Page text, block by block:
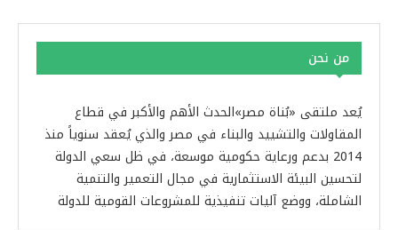
من نحن
يُعد ملتقى «بُناة مصر»الحدث الأهم والأكبر في قطاع
المقاولات والتشييد والبناء في مصر والذي يُعقد سنوياً منذ
2014 بدعم ورعاية حكومية موسعة، في ظل سعي الدولة
لتحسين البيئة الاستثمارية في مجال التعمير والتنمية
الشاملة، ووضع آليات تنفيذية للمشروعات القومية للدولة